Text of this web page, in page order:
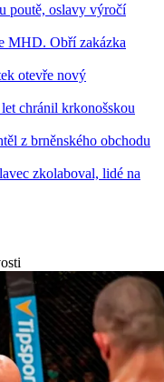
poutě, oslavy výročí
MHD. Obří zakázka
otevře nový
chránil krkonošskou
z brněnského obchodu
zkolaboval, lidé na